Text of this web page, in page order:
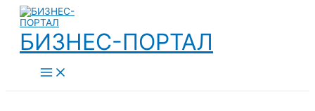
Перейти
содержимому
БИЗНЕС-ПОРТАЛ
Main
Menu